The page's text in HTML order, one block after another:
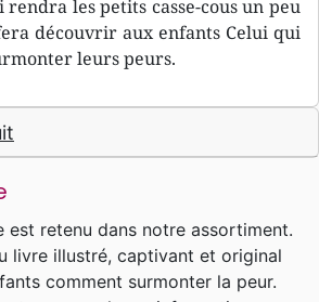
les petits casse-cous un peu
découvrir aux enfants Celui qui
leurs peurs.
est retenu dans notre assortiment.
livre illustré, captivant et original
comment surmonter la peur.